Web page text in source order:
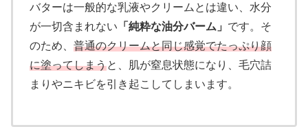
バターは一般的な乳液やクリームとは違い、水分
が一切含まれない 「純粋な油分バーム」 です。そ
のため、 普通のクリームと同じ感覚でたっぷり顔
に塗ってしまうと、肌が窒息状態になり、毛穴詰
まりやニキビを引き起こしてしまいます。